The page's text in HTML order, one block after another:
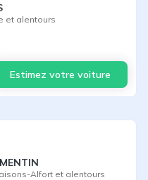
et alentours
Estimez votre voiture
Alfort et alentours